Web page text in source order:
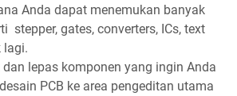
Anda dapat menemukan banyak
stepper, gates, converters, ICs, text
lagi.
dan lepas komponen yang ingin Anda
PCB ke area pengeditan utama